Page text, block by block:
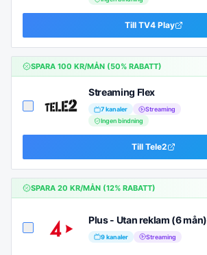
Till TV4 Play
SPARA 100 KR/MÅN (50% RABATT)
Streaming Flex
7kanaler
Streaming
Ingen bindning
Till Tele2
SPARA 20 KR/MÅN (12% RABATT)
Plus - Utan reklam (6 mån)
9kanaler Streaming